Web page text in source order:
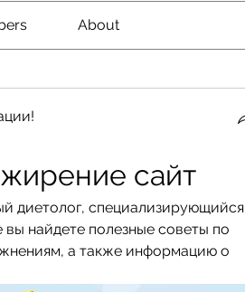
About
сайт
диетолог, специализирующийся
найдете полезные советы по
а также информацию о